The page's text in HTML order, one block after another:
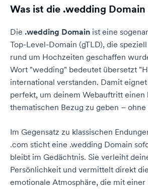
Was ist die .wedding
Die .wedding Domain ist eine
Top-Level-Domain (gTLD), die
rund um Hochzeiten geschaffen
Wort "wedding" bedeutet übersetzt
international verstanden. Damit
perfekt, um deinem Webauftritt einen
thematischen Bezug zu geben –
Im Gegensatz zu klassischen
.com sticht eine .wedding Domain
bleibt im Gedächtnis. Sie verleiht
Persönlichkeit und vermittelt direkt
emotionale Atmosphäre, die mit